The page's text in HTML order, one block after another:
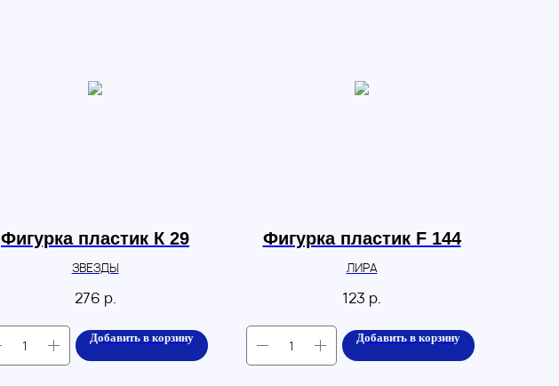
Фигурка пластик К 29
ЗВЕЗДЫ
276 р.
Добавить в корзину
Фигурка пластик F 144
ЛИРА
123 р.
Добавить в корзину